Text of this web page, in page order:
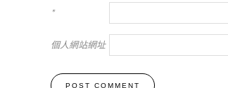
*
個人網站網址